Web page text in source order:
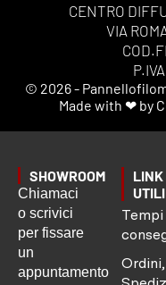
CENTRO
VIA
© 2026 -
Made with ❤ by
SHOWROOM
Chiamaci
o scrivici
per fissare
un
appuntamento
LINK
UTILI
Tempi
Ordini,